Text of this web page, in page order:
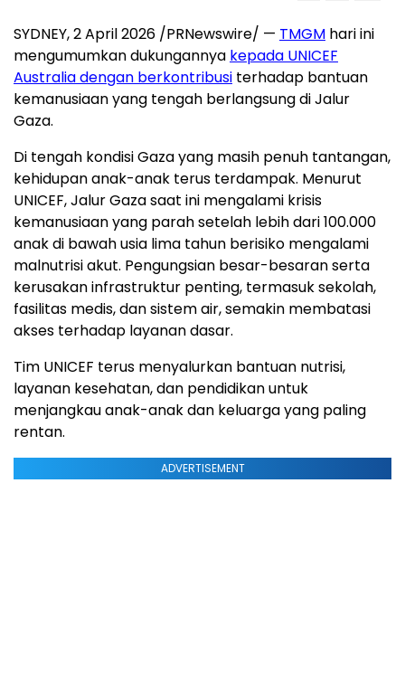
SYDNEY, 2 April 2026 /PRNewswire/ — TMGM hari ini
mengumumkan dukungannya kepada UNICEF
Australia dengan berkontribusi terhadap bantuan
kemanusiaan yang tengah berlangsung di Jalur
Gaza.
Di tengah kondisi Gaza yang masih penuh tantangan,
kehidupan anak-anak terus terdampak. Menurut
UNICEF, Jalur Gaza saat ini mengalami krisis
kemanusiaan yang parah setelah lebih dari 100.000
anak di bawah usia lima tahun berisiko mengalami
malnutrisi akut. Pengungsian besar-besaran serta
kerusakan infrastruktur penting, termasuk sekolah,
fasilitas medis, dan sistem air, semakin membatasi
akses terhadap layanan dasar.
Tim UNICEF terus menyalurkan bantuan nutrisi,
layanan kesehatan, dan pendidikan untuk
menjangkau anak-anak dan keluarga yang paling
rentan.
ADVERTISEMENT